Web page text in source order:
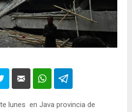
lunes en Java provincia de